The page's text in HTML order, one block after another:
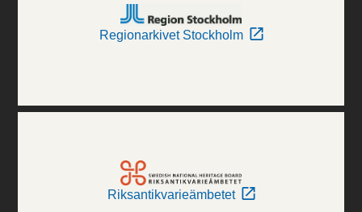
Regionarkivet Stockholm
Riksantikvarieämbetet